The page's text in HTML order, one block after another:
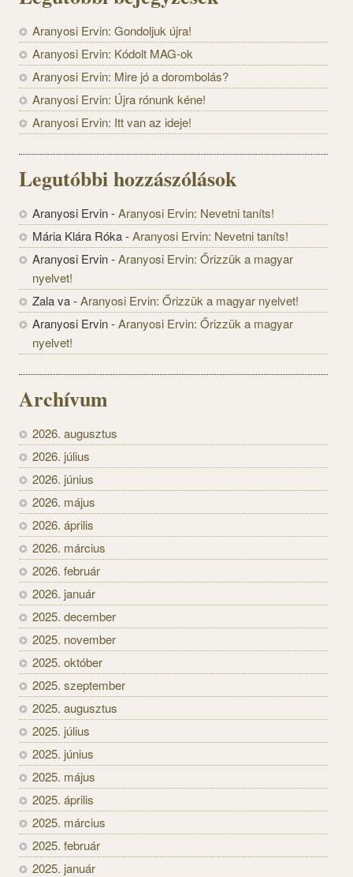
Aranyosi Ervin: Gondoljuk újra!
Aranyosi Ervin: Kódolt MAG-ok
Aranyosi Ervin: Mire jó a dorombolás?
Aranyosi Ervin: Újra rónunk kéne!
Aranyosi Ervin: Itt van az ideje!
Legutóbbi hozzászólások
Aranyosi Ervin-Aranyosi Ervin: Nevetni taníts!
Mária Klára Róka-Aranyosi Ervin: Nevetni taníts!
Aranyosi Ervin-Aranyosi Ervin: Őrizzük a magyar
nyelvet!
Zala va-Aranyosi Ervin: Őrizzük a magyar nyelvet!
Aranyosi Ervin-Aranyosi Ervin: Őrizzük a magyar
nyelvet!
Archívum
2026. augusztus
2026. július
2026. június
2026. május
2026. április
2026. március
2026. február
2026. január
2025. december
2025. november
2025. október
2025. szeptember
2025. augusztus
2025. július
2025. június
2025. május
2025. április
2025. március
2025. február
2025. január